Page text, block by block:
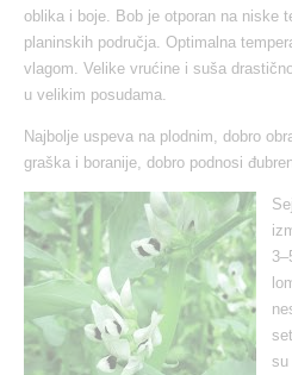
oblika i boje. Bob je otporan na niske
planinskih područja. Optimalna
vlagom. Velike vrućine i suša
u velikim posudama.
Najbolje uspeva na plodnim, dobro
graška i boranije, dobro podnosi
su